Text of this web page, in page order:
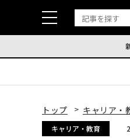
トップ キャリア・
キャリア・教育